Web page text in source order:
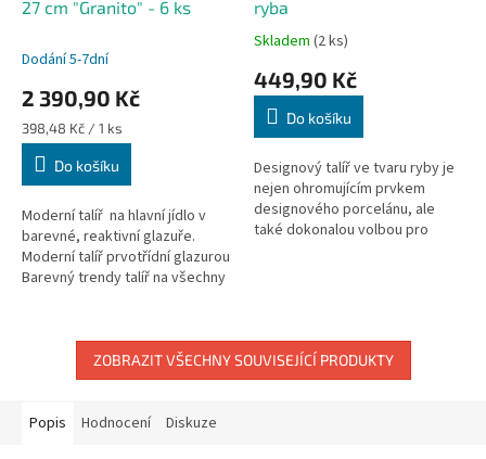
27 cm "Granito" - 6 ks
Dodání 5-7dní
2 390,90 Kč
Měrná
cena:
398,48 Kč / 1 ks
Do košíku
Moderní talíř na hlavní jídlo v
barevné, reaktivní glazuře.
Moderní talíř prvotřídní glazurou
Barevný trendy talíř na všechny
ryba
Průměrné
produktu
5,0
5
hvězdiček.
Skladem (2 ks)
449,90 Kč
Do košíku
Designový talíř ve tvaru ryby je
nejen ohromujícím prvkem
designového porcelánu, ale
také dokonalou volbou pro
ZOBRAZIT VŠECHNY SOUVISEJÍCÍ PRODUKTY
Popis Hodnocení Diskuze